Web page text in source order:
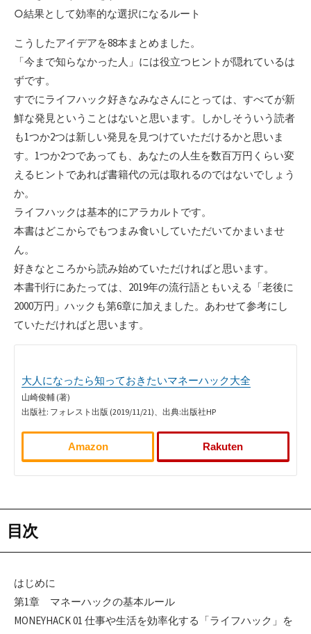
○結果として効率的な選択になるルート
こうしたアイデアを88本まとめました。
「今まで知らなかった人」には役立つヒントが隠れているは
ずです。
すでにライフハック好きなみなさんにとっては、すべてが新
鮮な発見ということはないと思います。しかしそういう読者
も1つか2つは新しい発見を見つけていただけるかと思いま
す。1つか2つであっても、あなたの人生を数百万円くらい変
えるヒントであれば書籍代の元は取れるのではないでしょう
か。
ライフハックは基本的にアラカルトです。
本書はどこからでもつまみ食いしていただいてかまいませ
ん。
好きなところから読み始めていただければと思います。
本書刊行にあたっては、2019年の流行語ともいえる「老後に
2000万円」ハックも第6章に加えました。あわせて参考にし
ていただければと思います。
大人になったら知っておきたいマネーハック大全
山崎俊輔 (著)
出版社: フォレスト出版 (2019/11/21)、出典:出版社HP
Amazon Rakuten
目次
はじめに
第1章 マネーハックの基本ルール
MONEYHACK 01 仕事や生活を効率化する「ライフハック」を